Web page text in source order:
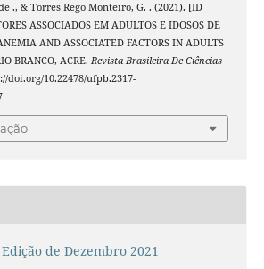
., & Torres Rego Monteiro, G. . (2021). [ID
ASSOCIADOS EM ADULTOS E IDOSOS DE
AND ASSOCIATED FACTORS IN ADULTS
BRANCO, ACRE. Revista Brasileira De Ciências
doi.org/10.22478/ufpb.2317-
de Dezembro 2021